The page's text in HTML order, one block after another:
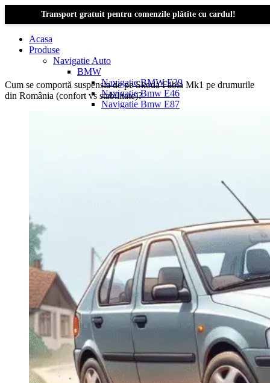
Transport gratuit pentru comenzile plătite cu cardul!
Acasa
Produse
Navigatie Auto
BMW
Navigație BMW E39
Navigatie Bmw E46
Navigatie Bmw E87
Navigație Dacia Logan 1 (2004–2012)
Navigație Dacia Logan 2 (2012–2020)
Navigație Dacia Logan 3 (2020–Prezent)
Dacia Duster
Navigatie Duster 2011
Navigatie Duster 2019
Audi
Navigatie Audi A3 8p
Navigatie Audi A4
Navigatie Audi A4 B6
Navigatie Audi A4 B7
Navigatie Audi A4 B8
Navigatie Audi A5
Navigatie Audi A6 C5
Cum se comportă suspensia de pe Skoda Fabia Mk1 pe drumurile
din România (confort vs stabilitate)?